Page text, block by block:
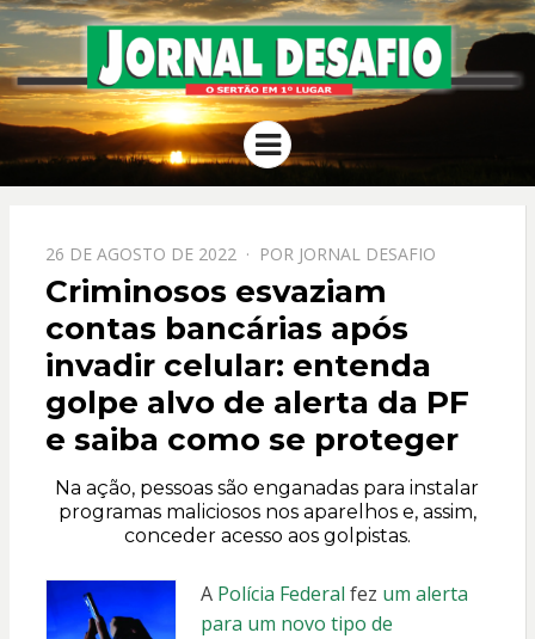
JORNAL
DESAFIO
O Sertão em 1º Lugar
Menu
PPOSTADO
EM
26 DE AGOSTO DE 2022 POR JORNAL DESAFIO
Criminosos esvaziam
contas bancárias após
invadir celular: entenda
golpe alvo de alerta da PF
e saiba como se proteger
Na ação, pessoas são enganadas para instalar
programas maliciosos nos aparelhos e, assim,
conceder acesso aos golpistas.
A Polícia Federal fez um alerta
para um novo tipo de